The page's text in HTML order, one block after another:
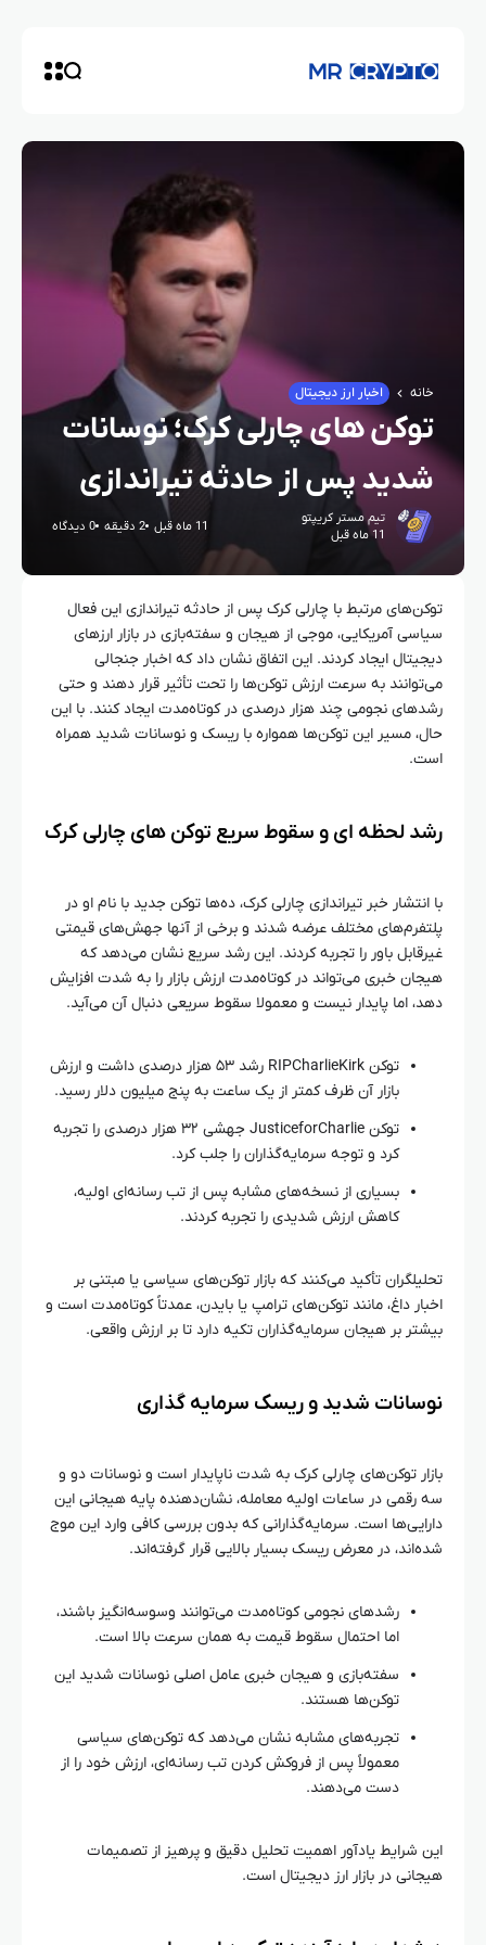
خانه اخبار ارز دیجیتال
توکن‌ های چارلی کرک؛ نوسانات
شدید پس از حادثه تیراندازی
تیم مستر کریپتو
11 ماه قبل
11 ماه قبل 2 دقیقه 0 دیدگاه
توکن‌های مرتبط با چارلی کرک پس از حادثه تیراندازی این فعال
سیاسی آمریکایی، موجی از هیجان و سفته‌بازی در بازار ارزهای
دیجیتال ایجاد کردند. این اتفاق نشان داد که اخبار جنجالی
می‌توانند به سرعت ارزش توکن‌ها را تحت تأثیر قرار دهند و حتی
رشدهای نجومی چند هزار درصدی در کوتاه‌مدت ایجاد کنند. با این
حال، مسیر این توکن‌ها همواره با ریسک و نوسانات شدید همراه
است.
رشد لحظه‌ ای و سقوط سریع توکن‌ های چارلی کرک
با انتشار خبر تیراندازی چارلی کرک، ده‌ها توکن جدید با نام او در
پلتفرم‌های مختلف عرضه شدند و برخی از آنها جهش‌های قیمتی
غیرقابل باور را تجربه کردند. این رشد سریع نشان می‌دهد که
هیجان خبری می‌تواند در کوتاه‌مدت ارزش بازار را به شدت افزایش
دهد، اما پایدار نیست و معمولا سقوط سریعی دنبال آن می‌آید.
توکن RIPCharlieKirk رشد ۵۳ هزار درصدی داشت و ارزش
بازار آن ظرف کمتر از یک ساعت به پنج میلیون دلار رسید.
توکن JusticeforCharlie جهشی ۳۲ هزار درصدی را تجربه
کرد و توجه سرمایه‌گذاران را جلب کرد.
بسیاری از نسخه‌های مشابه پس از تب رسانه‌ای اولیه،
کاهش ارزش شدیدی را تجربه کردند.
تحلیلگران تأکید می‌کنند که بازار توکن‌های سیاسی یا مبتنی بر
اخبار داغ، مانند توکن‌های ترامپ یا بایدن، عمدتاً کوتاه‌مدت است و
بیشتر بر هیجان سرمایه‌گذاران تکیه دارد تا بر ارزش واقعی.
نوسانات شدید و ریسک سرمایه‌ گذاری
بازار توکن‌های چارلی کرک به شدت ناپایدار است و نوسانات دو و
سه رقمی در ساعات اولیه معامله، نشان‌دهنده پایه هیجانی این
دارایی‌ها است. سرمایه‌گذارانی که بدون بررسی کافی وارد این موج
شده‌اند، در معرض ریسک بسیار بالایی قرار گرفته‌اند.
رشدهای نجومی کوتاه‌مدت می‌توانند وسوسه‌انگیز باشند،
اما احتمال سقوط قیمت به همان سرعت بالا است.
سفته‌بازی و هیجان خبری عامل اصلی نوسانات شدید این
توکن‌ها هستند.
تجربه‌های مشابه نشان می‌دهد که توکن‌های سیاسی
معمولاً پس از فروکش کردن تب رسانه‌ای، ارزش خود را از
دست می‌دهند.
این شرایط یادآور اهمیت تحلیل دقیق و پرهیز از تصمیمات
هیجانی در بازار ارز دیجیتال است.